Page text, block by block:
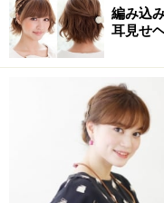
編み込
耳見せ